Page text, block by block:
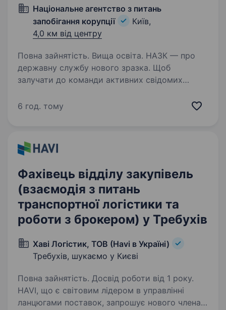
Національне агентство з питань
запобігання корупції
Київ,
4,0 км від центру
Повна зайнятість. Вища освіта. НАЗК — про
державну службу нового зразка. Щоб
залучати до команди активних свідомих
доброчесних людей, де кожен поділяє такі
6 год. тому
Фахівець відділу закупівель
(взаємодія з питань
транспортної логістики та
роботи з брокером) у Требухів
Хаві Логістик, ТОВ (Havi в Україні)
Требухів, шукаємо у Києві
Повна зайнятість. Досвід роботи від 1 року.
HAVI, що є світовим лідером в управлінні
ланцюгами поставок, запрошує нового члена